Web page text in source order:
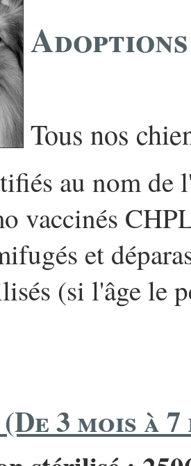
Tous nos
au nom de
vaccinés
et d
(si l'âge le
3 mois à 7